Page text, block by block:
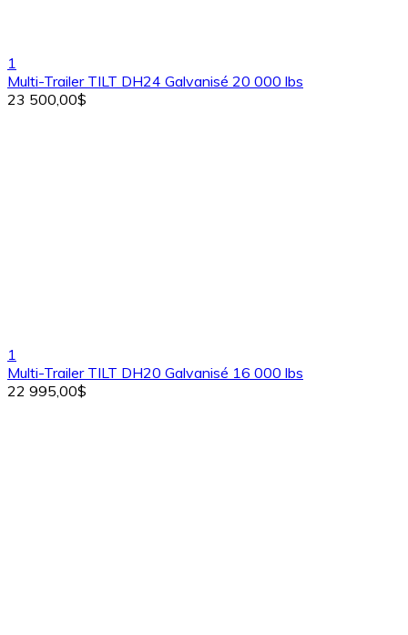
1
Multi-Trailer TILT DH24 Galvanisé 20 000 lbs
23 500,00$
1
Multi-Trailer TILT DH20 Galvanisé 16 000 lbs
22 995,00$